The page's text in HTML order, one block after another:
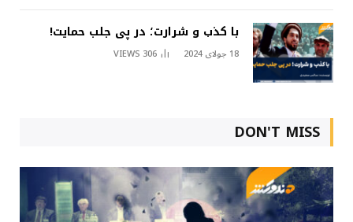
با کذب و شرارت؛ در پی جلب حمایت!
18 جولای 2024 306
VIEWS
DON'T MISS